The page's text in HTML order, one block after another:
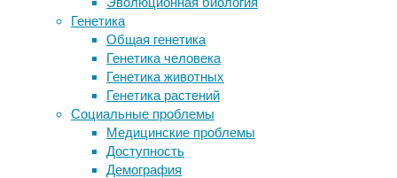
Генетика
Общая генетика
Генетика человека
Генетика животных
Генетика растений
Социальные проблемы
Медицинские проблемы
Доступность
Демография
Официальный
интернет
магазин
электрооборудования
Profi-
Volt.ru
предлагает
качественные
стабилизаторы